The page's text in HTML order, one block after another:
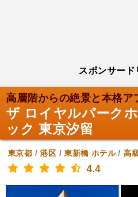
スポンサード
高層階からの絶景と本格ア
ザ ロイヤルパーク
ック 東京汐留
東京都 /港区 /東新橋 ホテル/高
4.4